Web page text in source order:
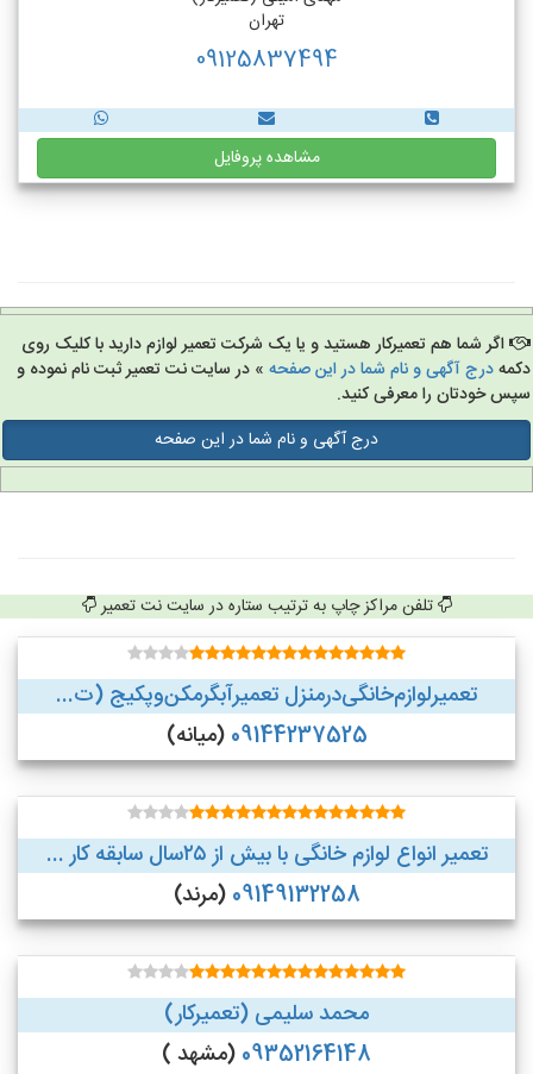
تهران
09125837494
مشاهده پروفایل
اگر شما هم تعمیرکار هستید و یا یک شرکت تعمیر لوازم دارید با کلیک روی
درج آگهی و نام شما در این صفحه» در سایت نت تعمیر ثبت نام نموده و
خودتان را معرفی کنید.
درج آگهی و نام شما در این صفحه
تلفن مراکز چاپ به ترتیب ستاره در سایت نت تعمیر
تعمیر‌لوازم‌‌خانگی‌در‌منزل‌ تعمیر‌آبگرمکن‌وپکیج (ت...
09144237525(میانه)
تعمیر انواع لوازم خانگی با بیش از ۲۵سال سابقه کار ...
09149132258(مرند)
محمد سلیمی (تعمیرکار)
09352164148(مشهد )